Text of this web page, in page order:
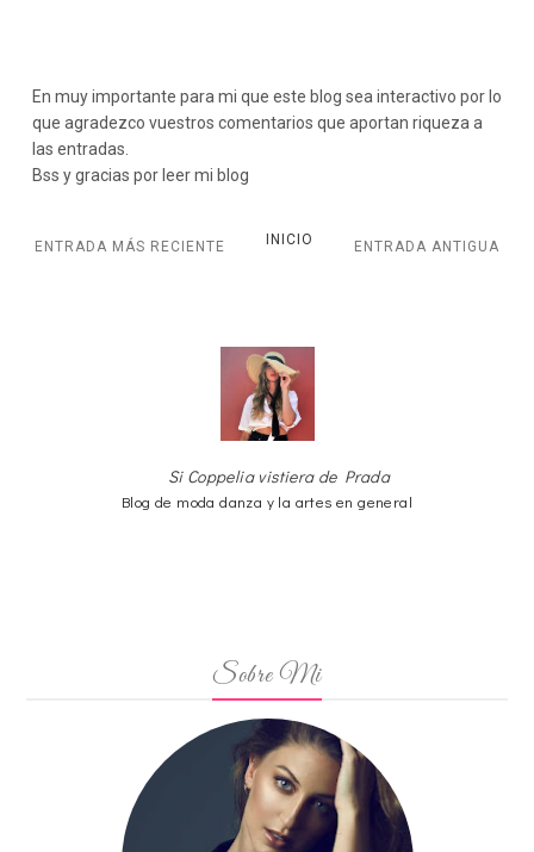
En muy importante para mi que este blog sea interactivo por lo
que agradezco vuestros comentarios que aportan riqueza a
las entradas.
Bss y gracias por leer mi blog
ENTRADA MÁS RECIENTE ENTRADA ANTIGUA
INICIO
Si Coppelia vistiera de Prada
Blog de moda danza y la artes en general
Sobre Mi